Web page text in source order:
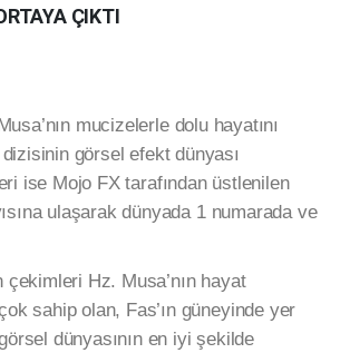
ÇIKTI
mucizelerle dolu hayatını
görsel efekt dünyası
ise Mojo FX tarafından üstlenilen
ulaşarak dünyada 1 numarada ve
Hz. Musa’nın hayat
sahip olan, Fas’ın güneyinde yer
dünyasının en iyi şekilde